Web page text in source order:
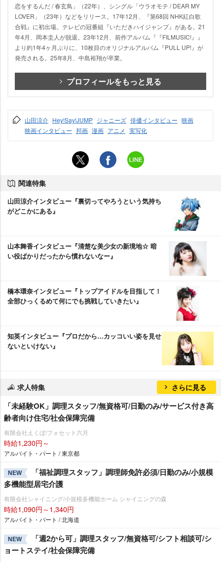
恋をするんだ / 春玄鳥」（22年）、シングル「ウラオモテ / DEAR MY
LOVER」（23年）などをリリース。17年12月、『第68回 NHK紅白歌
合戦』に初出場。テレビの冠番組『いただきハイジャンプ』がある。21
年4月、岡本圭人が脱退。23年12月、前作アルバム『『FILMUSIC!』』
より約1年4ヶ月ぶりに、10枚目のオリジナルアルバム『PULL UP!』が
発売される。25年8月、中島裕翔が卒業。
プロフィールをもっと見る
山田涼介 Hey!Say!JUMP ジャニーズ 俳優インタビュー 映画
映画インタビュー 邦画 漫画 アニメ 実写化
関連特集
山田涼介インタビュー『裏切ってやろうという気持ち
がどこかにある』
山本舞香インタビュー『清楚な美少女の新境地☆ 暗
い役ばかりだったから慣れないなー』
橋本環奈インタビュー『トップアイドルを目指して！
全部ひっくるめて何にでも挑戦していきたい』
知英インタビュー『プロだから…カッコいい姿を見せ
ないといけない』
求人特集 さらに見る
「未経験OK」調理スタッフ/無資格可/日勤のみ/サービス付き高
齢者向け住宅/社会保障完備
有限会社えくぼ/フォセット六月
時給1,230円～
アルバイト・パート / 東京都
NEW
「福祉調理スタッフ」調理師免許必須/日勤のみ/小規模
多機能型居宅介護
有限会社シャイニング/小規模多機能ホーム シャイニングの森
時給1,090円～1,340円
アルバイト・パート / 北海道
NEW
「週2から可」調理スタッフ/無資格可/シフト相談可/シ
ョートステイ/社会保障完備